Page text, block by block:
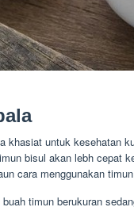
khasiat untuk kesehatan
bisul akan lebh cepat
cara menggunakan
timun berukuran